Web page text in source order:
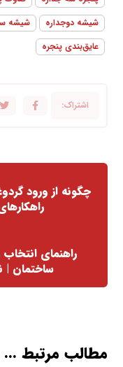
شیشه دوجداره
شیشه
عایق‌بندی پنجره
چگونه از ورود
راهنمای
ساختمان |
مطالب مرتبط ...